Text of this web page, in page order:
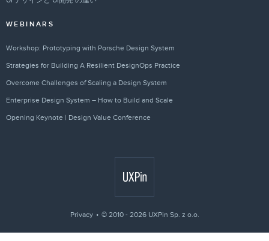
WEBINARS
Workshop: Prototyping with Porsche Design System
Strategies for Building A Resilient DesignOps Practice
Overcome Challenges of Scaling a Design System
Enterprise Design System – How to Build and Scale
Opening Keynote | Design Value Conference
Privacy © 2010 - 2026 UXPin Sp. z o.o.